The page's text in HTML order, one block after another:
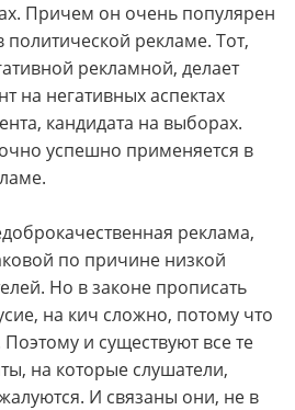
Причем он очень популярен
политической рекламе. Тот,
рекламной, делает
на негативных аспектах
кандидата на выборах.
успешно применяется в
реклама,
по причине низкой
Но в законе прописать
на кич сложно, потому что
и существуют все те
на которые слушатели,
И связаны они, не в